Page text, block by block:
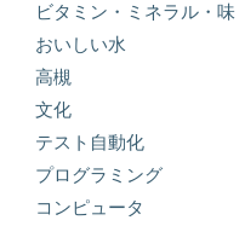
ビタミン・ミネラル・味
おいしい水
高槻
文化
テスト自動化
プログラミング
コンピュータ